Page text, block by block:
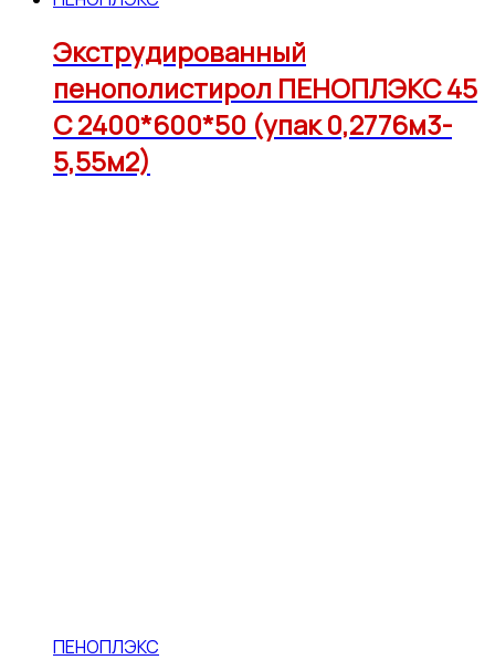
Экструдированный
пенополистирол ПЕНОПЛЭКС 45
С 2400*600*50 (упак 0,2776м3-
5,55м2)
ПЕНОПЛЭКС